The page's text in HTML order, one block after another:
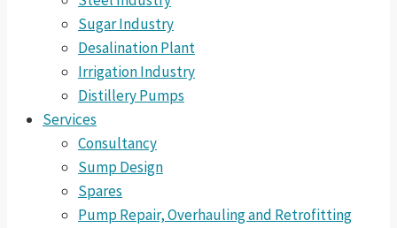
Sugar Industry
Desalination Plant
Irrigation Industry
Distillery Pumps
Services
Consultancy
Sump Design
Spares
Pump Repair, Overhauling and Retrofitting